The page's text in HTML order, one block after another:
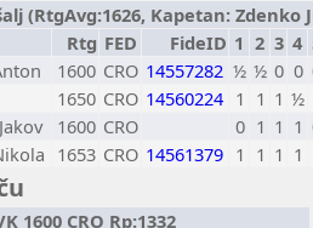
(RtgAvg:1626, Kapetan: Zdenko
Rtg FED FideID 1 2 3 4
1600 CRO 14557282 ½ ½ 0 0
1650 CRO 14560224 1 1 1 ½
1600 CRO 0 1 1 1
1653 CRO 14561379 1 1 1 1
1600 CRO Rp:1332